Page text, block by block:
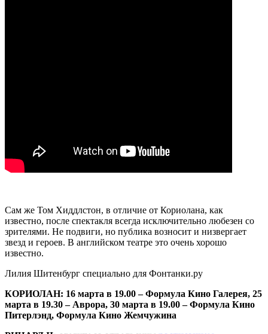
Сам же Том Хиддлстон, в отличие от Кориолана, как
известно, после спектакля всегда исключительно любезен со
зрителями. Не подвиги, но публика возносит и низвергает
звезд и героев. В английском театре это очень хорошо
известно.
Лилия Шитенбург специально для Фонтанки.ру
КОРИОЛАН: 16 марта в 19.00 – Формула Кино Галерея, 25
марта в 19.30 – Аврора, 30 марта в 19.00 – Формула Кино
Питерлэнд, Формула Кино Жемчужина